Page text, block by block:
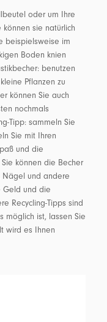
oder um Ihre
können sie natürlich
beispielsweise im
Boden knien
benutzen
Pflanzen zu
können Sie auch
nochmals
Tipp: sammeln Sie
Sie mit Ihren
und die
können die Becher
Nägel und andere
Geld und die
Recycling-Tipps sind
möglich ist, lassen Sie
wird es Ihnen